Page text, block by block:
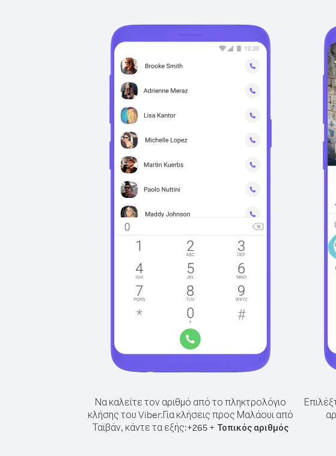
Να καλείτε τον αριθμό από το πληκτρολόγιο
κλήσης του Viber.Για κλήσεις προς Μαλάουι από
Ταϊβάν, κάντε τα εξής:+265 + Τοπικός αριθμός